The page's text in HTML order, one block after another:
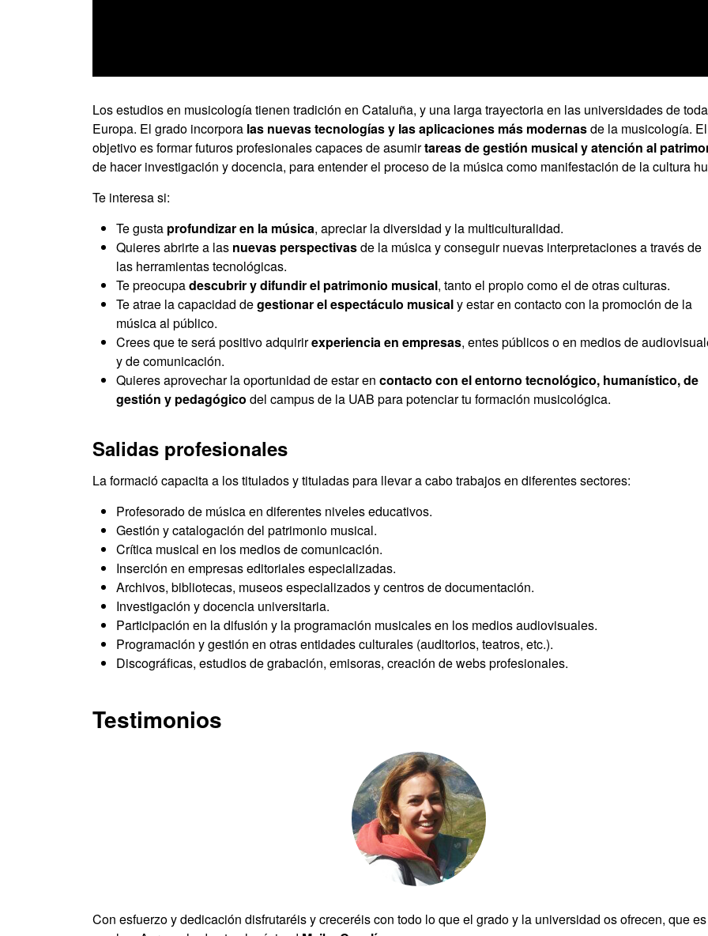
of
seconds Volume
90%
Los estudios en musicología tienen tradición en Cataluña, y una larga trayectoria en las universidades de toda
Europa. El grado incorpora las nuevas tecnologías y las aplicaciones más modernasde la musicología. El
objetivo es formar futuros profesionales capaces de asumirtareas de gestión musical y atención al
de hacer investigación y docencia, para entender el proceso de la música como manifestación de la cultura
Te interesa si:
Te gusta profundizar en la música, apreciar la diversidad y la multiculturalidad.
Quieres abrirte a las nuevas perspectivasde la música y conseguir nuevas interpretaciones a través de
las herramientas tecnológicas.
Te preocupadescubrir y difundir el patrimonio musical, tanto el propio como el de otras culturas.
Te atrae la capacidad degestionar el espectáculo musicaly estar en contacto con la promoción de la
música al público.
Crees que te será positivo adquirirexperiencia en empresas, entes públicos o en medios de
y de comunicación.
Quieres aprovechar la oportunidad de estar en contacto con el entorno tecnológico, humanístico, de
gestión y pedagógico del campus de la UAB para potenciar tu formación musicológica.
Salidas profesionales
La formació capacita a los titulados y tituladas para llevar a cabo trabajos en diferentes sectores:
Profesorado de música en diferentes niveles educativos.
Gestión y catalogación del patrimonio musical.
Crítica musical en los medios de comunicación.
Inserción en empresas editoriales especializadas.
Archivos, bibliotecas, museos especializados y centros de documentación.
Investigación y docencia universitaria.
Participación en la difusión y la programación musicales en los medios audiovisuales.
Programación y gestión en otras entidades culturales (auditorios, teatros, etc.).
Discográficas, estudios de grabación, emisoras, creación de webs profesionales.
Testimonios
Con esfuerzo y dedicación disfrutaréis y creceréis con todo lo que el grado y la universidad os ofrecen, que es